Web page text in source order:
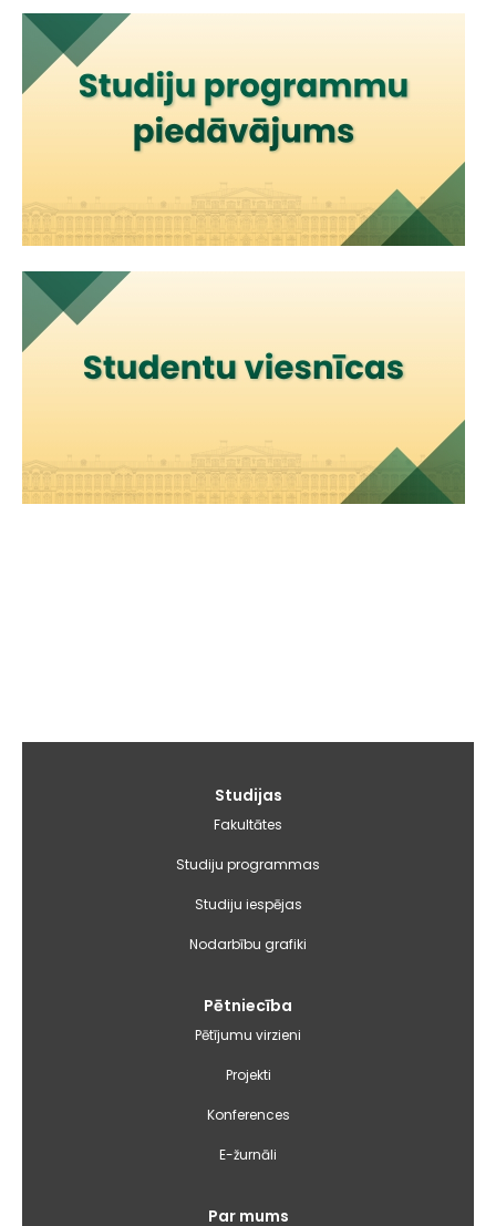
Studijas
Fakultātes
Studiju programmas
Studiju iespējas
Nodarbību grafiki
Pētniecība
Pētījumu virzieni
Projekti
Konferences
E-žurnāli
Par mums